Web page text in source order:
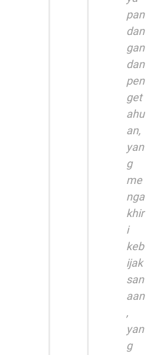
pan
dan
gan
dan
pen
get
ahu
an,
yan
g
me
nga
khir
i
keb
ijak
san
aan
,
yan
g